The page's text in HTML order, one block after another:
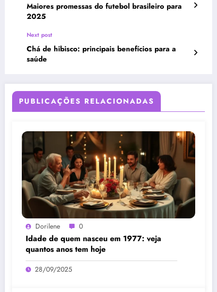
Maiores promessas do futebol brasileiro para
2025
Next post
Chá de hibisco: principais benefícios para a
saúde
PUBLICAÇÕES RELACIONADAS
Dorilene 0
Idade de quem nasceu em 1977: veja
quantos anos tem hoje
28/09/2025